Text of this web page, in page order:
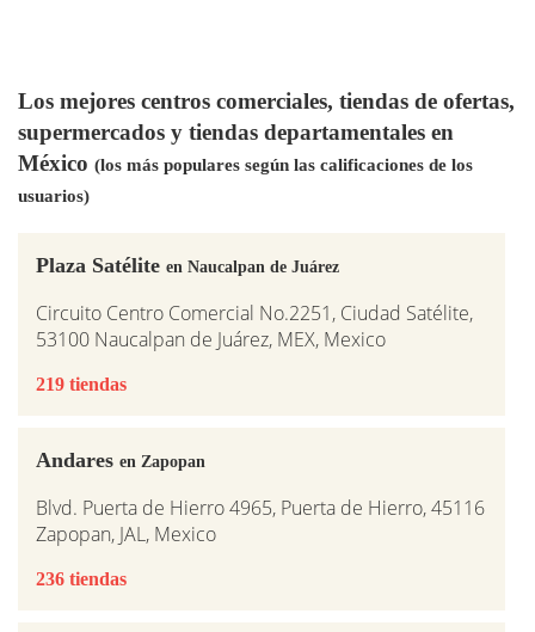
Los mejores centros comerciales, tiendas de ofertas,
supermercados y tiendas departamentales en
México (los más populares según las calificaciones de los
usuarios)
Plaza Satélite en Naucalpan de Juárez
Circuito Centro Comercial No.2251, Ciudad Satélite,
53100 Naucalpan de Juárez, MEX, Mexico
219 tiendas
Andares en Zapopan
Blvd. Puerta de Hierro 4965, Puerta de Hierro, 45116
Zapopan, JAL, Mexico
236 tiendas